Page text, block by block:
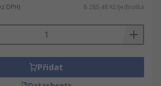
DPH) 8 285,48 Kč/jednotka
Přidat